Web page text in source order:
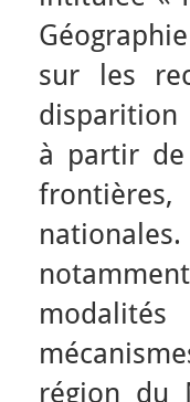
sur les
disparition
à partir de
région du